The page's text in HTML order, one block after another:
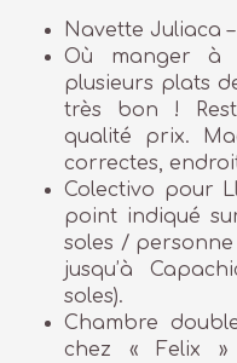
Navette Juliaca
Où manger à
plusieurs plats
très bon !
qualité prix.
correctes,
Colectivo pour
point indiqué
soles / personne
jusqu’à
soles).
Chambre
chez « Felix